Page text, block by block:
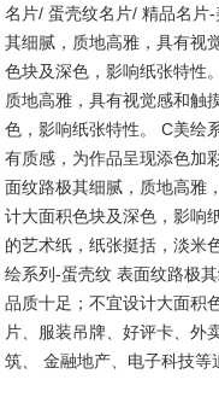
名片/ 蛋壳纹名片/ 精品名片
其细腻，质地高雅，具有视
色块及深色，影响纸张特性
质地高雅，具有视觉感和触
色，影响纸张特性。 C美绘
有质感，为作品呈现添色加
面纹路极其细腻，质地高雅
计大面积色块及深色，影响
的艺术纸，纸张挺括，淡米
绘系列-蛋壳纹 表面纹路极
品质十足；不宜设计大面积
片、服装吊牌、好评卡、外
筑、 金融地产、电子科技